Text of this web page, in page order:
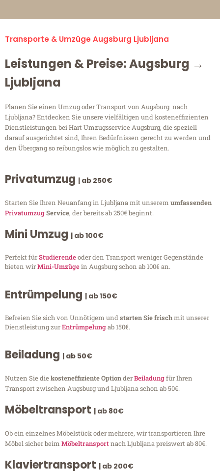
Transporte & Umzüge Augsburg Ljubljana
Leistungen & Preise: Augsburg →
Ljubljana
Planen Sie einen Umzug oder Transport von Augsburg nach
Ljubljana? Entdecken Sie unsere vielfältigen und kosteneffizienten
Dienstleistungen bei Hart Umzugsservice Augsburg, die speziell
darauf ausgerichtet sind, Ihren Bedürfnissen gerecht zu werden und
den Übergang so reibungslos wie möglich zu gestalten.
Privatumzug | ab 250€
Starten Sie Ihren Neuanfang in Ljubljana mit unserem umfassenden
PrivatumzugService, der bereits ab 250€ beginnt.
Mini Umzug | ab 100€
Perfekt fürStudierendeoder den Transport weniger Gegenstände
bieten wirMini-Umzügein Augsburg schon ab 100€ an.
Entrümpelung | ab 150€
Befreien Sie sich von Unnötigem undstarten Sie frischmit unserer
Dienstleistung zurEntrümpelungab 150€.
Beiladung | ab 50€
Nutzen Sie diekosteneffiziente OptionderBeiladungfür Ihren
Transport zwischen Augsburg und Ljubljana schon ab 50€.
Möbeltransport | ab 80€
Ob ein einzelnes Möbelstück oder mehrere, wir transportieren Ihre
Möbel sicher beim Möbeltransportnach Ljubljana preiswert ab 80€.
Klaviertransport | ab 200€